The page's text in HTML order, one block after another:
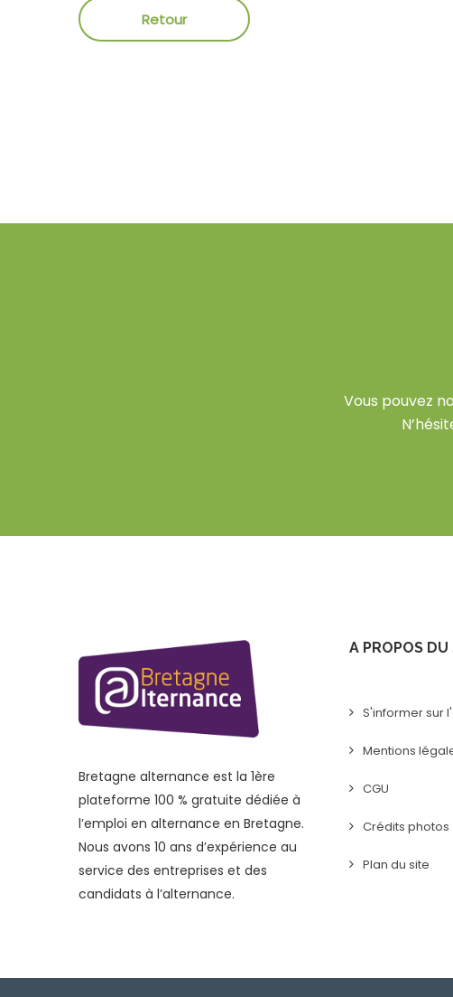
Vous pouvez
Bretagne alternance est la 1ère
plateforme 100 % gratuite dédiée à
l’emploi en alternance en Bretagne.
Nous avons 10 ans d’expérience au
service des entreprises et des
candidats à l’alternance.
A PROPOS DU
S'informer sur
Mentions
CGU
Crédits photos
Plan du site